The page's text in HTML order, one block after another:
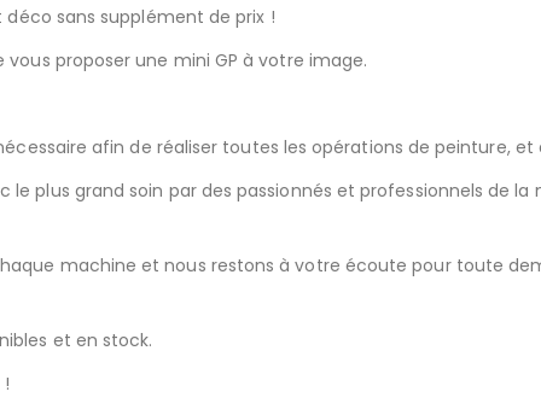
sans supplément de prix !
proposer une mini GP à votre image.
afin de réaliser toutes les opérations de peinture,
le plus grand soin par des passionnés et professionnels de
machine et nous restons à votre écoute pour toute
et en stock.